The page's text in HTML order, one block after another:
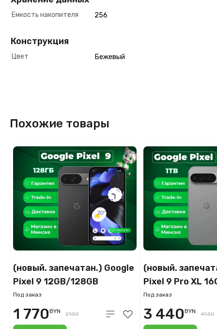
Емкость накопителя 256
Конструкция
Цвет Бежевый
Похожие товары
(новый. запечатан.) Google
Pixel 9 12GB/128GB
(обсидиан)
Под заказ
1 770BYN 2130
(новый.
Pixel 9 Pro XL
(лесной орех)
Под заказ
3 440BYN 4130